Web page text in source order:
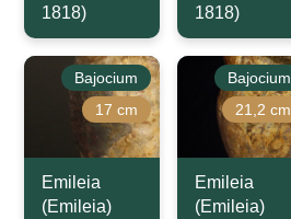
1818)
1818)
Bajocium
17 cm
Emileia
(Emileia)
Bajocium
21,2 cm
Emileia
(Emileia)